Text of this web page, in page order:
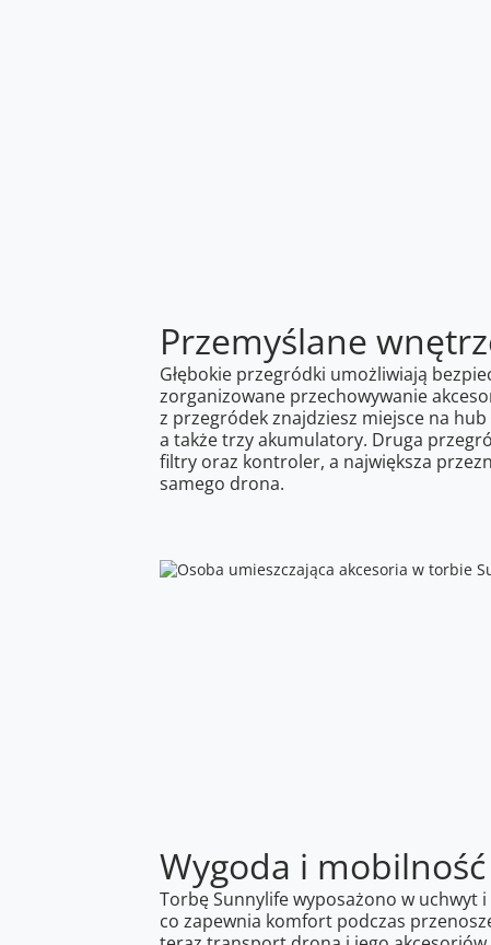
Przemyślane
Głębokie przegródki umożliwiają
zorganizowane przechowywanie
z przegródek znajdziesz miejsce na hub
a także trzy akumulatory. Druga
filtry oraz kontroler, a największa
samego drona.
Wygoda i mobilność
Torbę Sunnylife wyposażono w uchwyt
co zapewnia komfort podczas